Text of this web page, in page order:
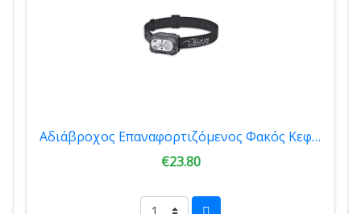
Αδιάβροχος Επαναφορτιζόμενος Φακός Κεφαλής Alpin Outdoor Alpin Hybrid 420LM+UV+red COB 386UV
€23.80